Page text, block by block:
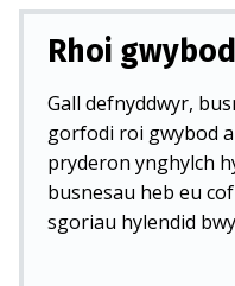
Rhoi
Gall defnyddwyr,
gorfodi roi gwybod
pryderon ynghylch
busnesau heb eu
sgoriau hylendid